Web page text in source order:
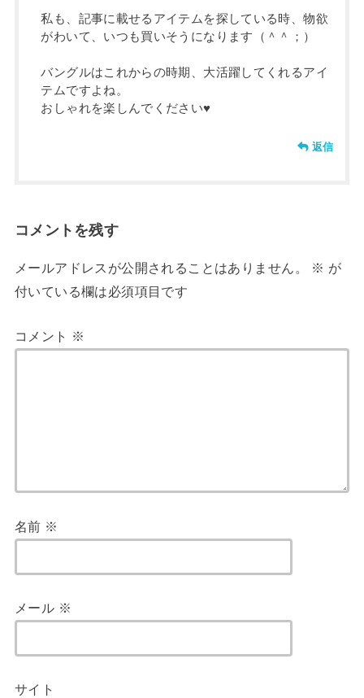
私も、記事に載せるアイテムを探している時、物欲
がわいて、いつも買いそうになります（＾＾；）
バングルはこれからの時期、大活躍してくれるアイ
テムですよね。
おしゃれを楽しんでください♥
返信
コメントを残す
メールアドレスが公開されることはありません。 ※ が
付いている欄は必須項目です
コメント ※
名前 ※
メール ※
サイト